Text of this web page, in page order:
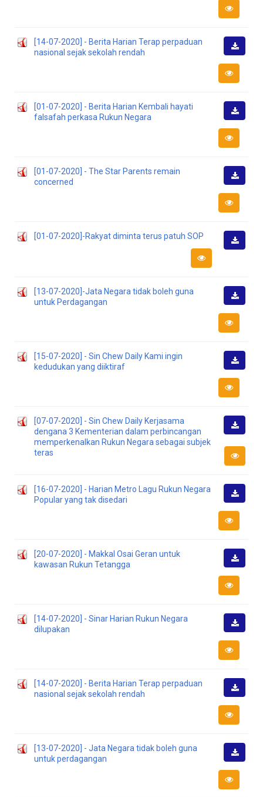
Turun
[14-07-2020] - Berita Harian Terap perpaduan
nasional sejak sekolah rendah
Turun
[01-07-2020] - Berita Harian Kembali hayati
falsafah perkasa Rukun Negara
Turun
[01-07-2020] - The Star Parents remain
concerned
Turun
[01-07-2020]-Rakyat diminta terus patuh SOP
[13-07-2020]-Jata Negara tidak boleh guna
untuk Perdagangan
Turun
[15-07-2020] - Sin Chew Daily Kami ingin
kedudukan yang diiktiraf
Turun
[07-07-2020] - Sin Chew Daily Kerjasama
dengana 3 Kementerian dalam perbincangan
memperkenalkan Rukun Negara sebagai subjek
teras
Turun
[16-07-2020] - Harian Metro Lagu Rukun Negara
Popular yang tak disedari
Turun
[20-07-2020] - Makkal Osai Geran untuk
kawasan Rukun Tetangga
Turun
[14-07-2020] - Sinar Harian Rukun Negara
dilupakan
Turun
[14-07-2020] - Berita Harian Terap perpaduan
nasional sejak sekolah rendah
Turun
[13-07-2020] - Jata Negara tidak boleh guna
untuk perdagangan
Turun